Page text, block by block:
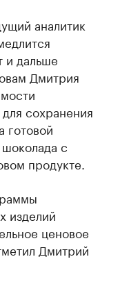
аналитик
и дальше
Дмитрия
сохранения
готовой
с
продукте.
изделий
ценовое
Дмитрий